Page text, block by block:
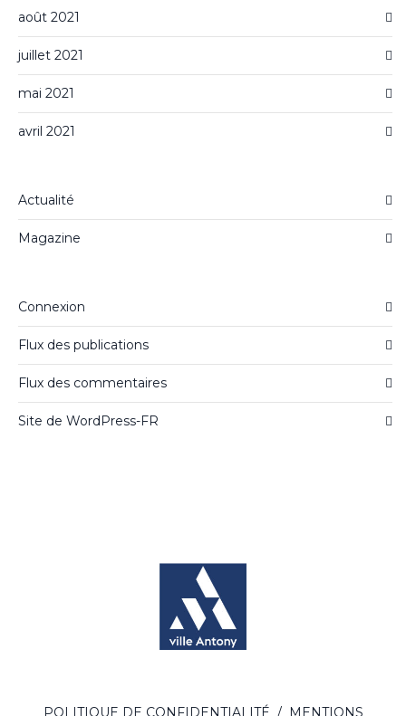
août 2021
juillet 2021
mai 2021
avril 2021
Actualité
Magazine
Connexion
Flux des publications
Flux des commentaires
Site de WordPress-FR
POLITIQUE DE CONFIDENTIALITÉ / MENTIONS